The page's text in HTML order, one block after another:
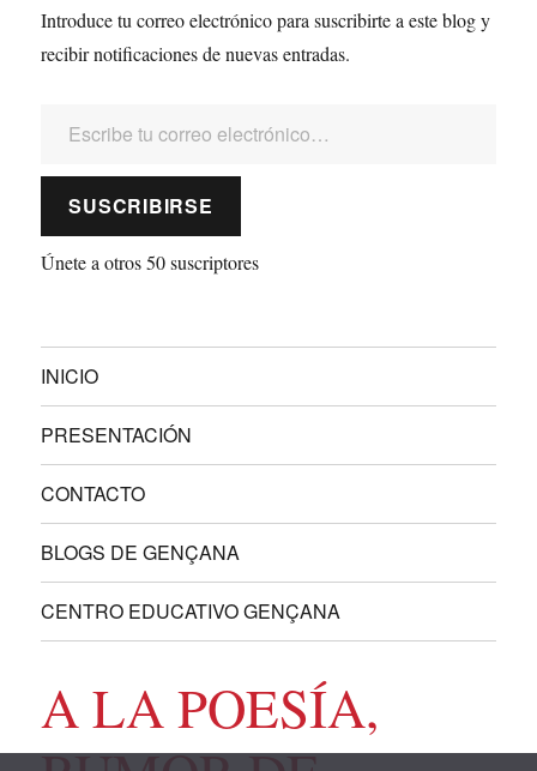
Introduce tu correo electrónico para suscribirte a este blog y
recibir notificaciones de nuevas entradas.
SUSCRIBIRSE
Únete a otros 50 suscriptores
INICIO
PRESENTACIÓN
CONTACTO
BLOGS DE GENÇANA
CENTRO EDUCATIVO GENÇANA
A LA POESÍA,